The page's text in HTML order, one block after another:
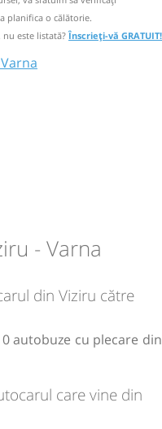
planifica o călătorie.
nu este listată?Înscrieți-vă GRATUIT!
- Varna
din Viziru către
autobuze cu plecare din
care vine din